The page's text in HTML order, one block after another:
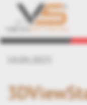
Zurück
14.04.2023